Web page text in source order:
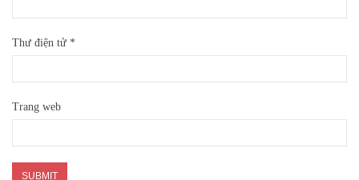
Thư điện tử *
Trang web